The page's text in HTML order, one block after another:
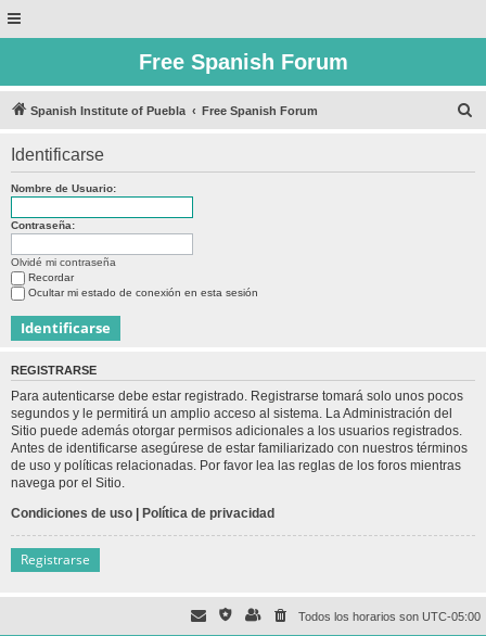
Free Spanish Forum
Spanish Institute of Puebla Free Spanish Forum
Identificarse
Nombre de Usuario:
Contraseña:
Olvidé mi contraseña
Recordar
Ocultar mi estado de conexión en esta sesión
REGISTRARSE
Para autenticarse debe estar registrado. Registrarse tomará solo unos pocos
segundos y le permitirá un amplio acceso al sistema. La Administración del
Sitio puede además otorgar permisos adicionales a los usuarios registrados.
Antes de identificarse asegúrese de estar familiarizado con nuestros términos
de uso y políticas relacionadas. Por favor lea las reglas de los foros mientras
navega por el Sitio.
Condiciones de uso | Política de privacidad
Registrarse
Todos los horarios son UTC-05:00